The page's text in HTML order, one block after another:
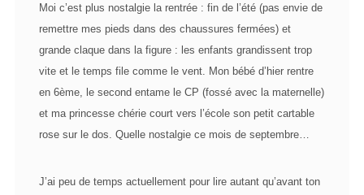
Moi c’est plus nostalgie la rentrée : fin de l’été (pas envie de
remettre mes pieds dans des chaussures fermées) et
grande claque dans la figure : les enfants grandissent trop
vite et le temps file comme le vent. Mon bébé d’hier rentre
en 6ème, le second entame le CP (fossé avec la maternelle)
et ma princesse chérie court vers l’école son petit cartable
rose sur le dos. Quelle nostalgie ce mois de septembre…
J’ai peu de temps actuellement pour lire autant qu’avant ton